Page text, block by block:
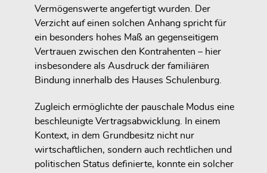
Vermögenswerte angefertigt wurden. Der
Verzicht auf einen solchen Anhang spricht für
ein besonders hohes Maß an gegenseitigem
Vertrauen zwischen den Kontrahenten – hier
insbesondere als Ausdruck der familiären
Bindung innerhalb des Hauses Schulenburg.
Zugleich ermöglichte der pauschale Modus eine
beschleunigte Vertragsabwicklung. In einem
Kontext, in dem Grundbesitz nicht nur
wirtschaftlichen, sondern auch rechtlichen und
politischen Status definierte, konnte ein solcher